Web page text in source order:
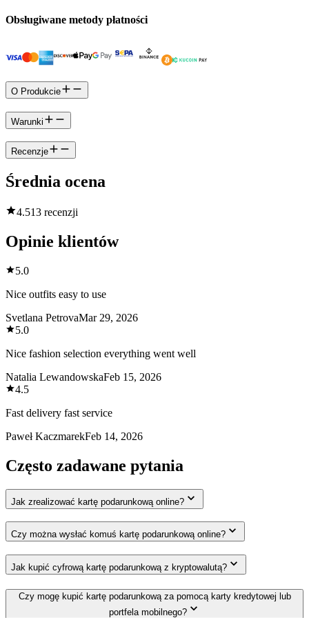
Obsługiwane metody płatności
O Produkcie
Warunki
Recenzje
Średnia ocena
4.513 recenzji
Opinie klientów
5.0
Nice outfits easy to use
Svetlana PetrovaMar 29, 2026
5.0
Nice fashion selection everything went well
Natalia LewandowskaFeb 15, 2026
4.5
Fast delivery fast service
Paweł KaczmarekFeb 14, 2026
Często zadawane pytania
Jak zrealizować kartę podarunkową online?
Czy można wysłać komuś kartę podarunkową online?
Jak kupić cyfrową kartę podarunkową z kryptowalutą?
Czy mogę kupić kartę podarunkową za pomocą karty kredytowej lub
portfela mobilnego?